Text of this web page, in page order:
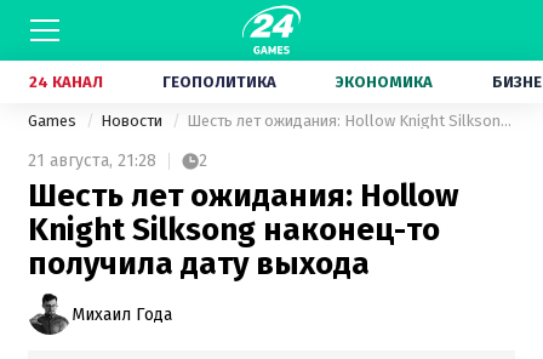
24 КАНАЛ ГЕОПОЛИТИКА ЭКОНОМИКА
Games Новости Шесть лет ожидания: Hollow Knight Silksong наконец-то получила дату выхода
21 августа, 21:28 2
Шесть лет ожидания: Hollow
Knight Silksong наконец-то
получила дату выхода
Михаил Года